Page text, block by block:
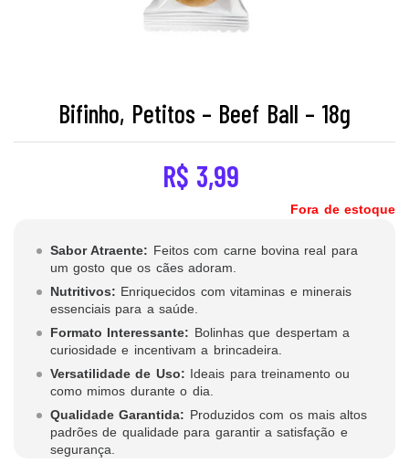
Bifinho, Petitos – Beef Ball – 18g
R$ 3,99
Fora de estoque
Sabor Atraente: Feitos com carne bovina real para
um gosto que os cães adoram.
Nutritivos: Enriquecidos com vitaminas e minerais
essenciais para a saúde.
Formato Interessante: Bolinhas que despertam a
curiosidade e incentivam a brincadeira.
Versatilidade de Uso: Ideais para treinamento ou
como mimos durante o dia.
Qualidade Garantida: Produzidos com os mais altos
padrões de qualidade para garantir a satisfação e
segurança.